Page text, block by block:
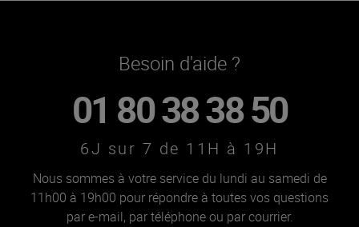
Besoin d'aide ?
01 80 38 38 50
6J sur 7 de 11H à 19H
Nous sommes à votre service du lundi au samedi de
11h00 à 19h00 pour répondre à toutes vos questions
par e-mail, par téléphone ou par courrier.